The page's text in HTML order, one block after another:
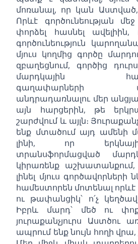
մոռանալ, որ կան
Որևէ գործունեության
փորձել հասնել
գործունեություն
մյուս կողմից գործը
զբաղեցնում, գործից
մարդկային
գաղափարների
անդրադառնալու մեր
այն հարցերին, թե
շարժվում և այլն։
ենք մտածում այդ ամենի
լինի, որ
տրանսֆորմացված
կիրառենք աշխատանքում,
լինել մյուս
համեստորեն մոտենալ որևէ
ու թափանցիկ՝ ո՛չ
Իբրև մարդ՝ մեծ ու
յուրաքանչյուրս Աստծու
ապրում ենք նույն հողի վրա,